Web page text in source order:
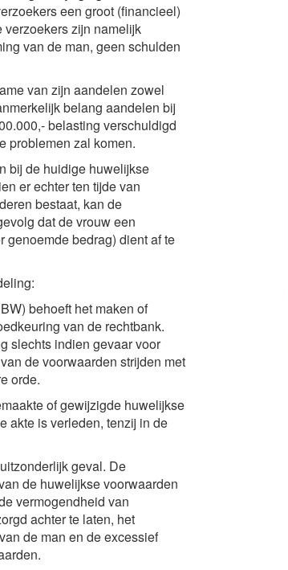
een groot (financieel)
zijn namelijk
van de man, geen schulden
van zijn aandelen zowel
belang aandelen bij
belasting verschuldigd
problemen zal komen.
bij de huidige huwelijkse
er echter ten tijde van
bestaat, kan de
dat de vrouw een
bedrag) dient af te
behoeft het maken of
van de rechtbank.
slechts indien gevaar voor
de voorwaarden strijden met
orde.
of gewijzigde huwelijkse
akte is verleden, tenzij in de
geval. De
de huwelijkse voorwaarden
vermogendheid van
achter te laten, het
de man en de excessief